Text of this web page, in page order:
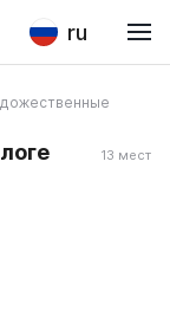
ru
13 мест